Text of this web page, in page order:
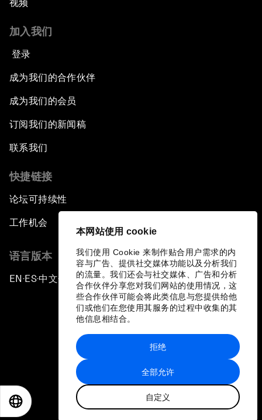
本网站使用 cookie
我们使用 Cookie 来制作贴合用户需求的内
容与广告、提供社交媒体功能以及分析我们
的流量。我们还会与社交媒体、广告和分析
合作伙伴分享您对我们网站的使用情况，这
些合作伙伴可能会将此类信息与您提供给他
们或他们在您使用其服务的过程中收集的其
他信息相结合。
全部允许
自定义
拒绝
视频
加入我们
登录
成为我们的合作伙伴
成为我们的会员
订阅我们的新闻稿
联系我们
快捷链接
论坛可持续性
工作机会
语言版本
EN ▪ES▪中文▪ 日本語
站点地图
世界经济论坛